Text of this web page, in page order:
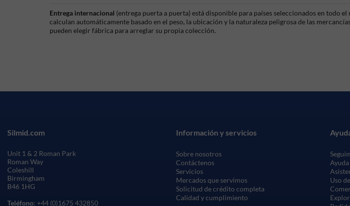
Entrega internacional (entrega puerta a puerta) está disponible para países seleccionados en todo el
calculan automáticamente basado en el peso, la ubicación y la naturaleza peligrosa de las
pueden elegir fábrica para arreglar su propia colección.
Información y servicios
Sobre nosotros
Contáctenos
Servicios
Mercados que servimos
Solicitud de crédito completa
Calidad y cumplimiento
Ayuda
Uso
Silmid.com
Unit 1 & 2 Roman Park
Roman Way
Coleshill
Birmingham
B46 1HG
Teléfono: +44 (0)1675 432850